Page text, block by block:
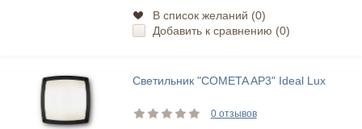
В список желаний (0)
Добавить к сравнению (0)
Светильник "COMETA AP3" Ideal Lux
0 отзывов